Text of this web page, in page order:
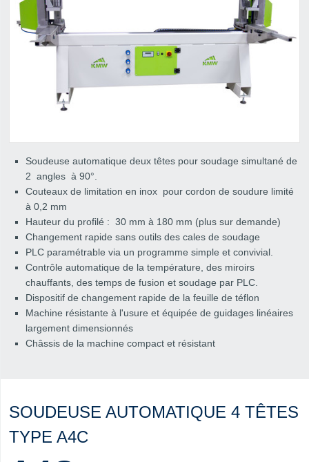
Soudeuse automatique deux têtes pour soudage simultané de
2 angles à 90°.
Couteaux de limitation en inox pour cordon de soudure limité
à 0,2 mm
Hauteur du profilé : 30 mm à 180 mm (plus sur demande)
Changement rapide sans outils des cales de soudage
PLC paramétrable via un programme simple et convivial.
Contrôle automatique de la température, des miroirs
chauffants, des temps de fusion et soudage par PLC.
Dispositif de changement rapide de la feuille de téflon
Machine résistante à l'usure et équipée de guidages linéaires
largement dimensionnés
Châssis de la machine compact et résistant
SOUDEUSE AUTOMATIQUE 4 TÊTES
TYPE A4C